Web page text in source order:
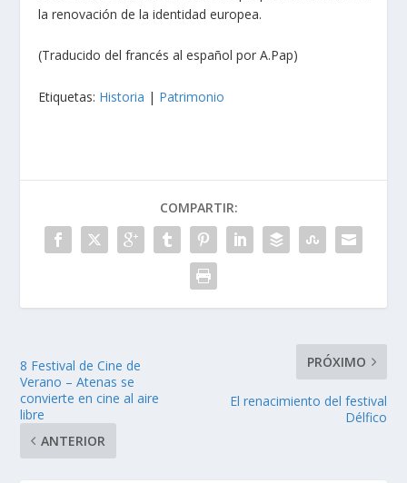
a Grecia de su mar. Es este mar que podría contribuír a
COMPARTIR:
8 Festival de Cine de
Verano – Atenas se
convierte en cine al aire
ANTERIOR
PRÓXIMO
El renacimiento del festival